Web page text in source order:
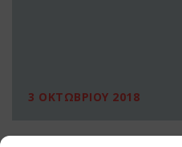
3 ΟΚΤΩΒΡΙΟΥ 2018